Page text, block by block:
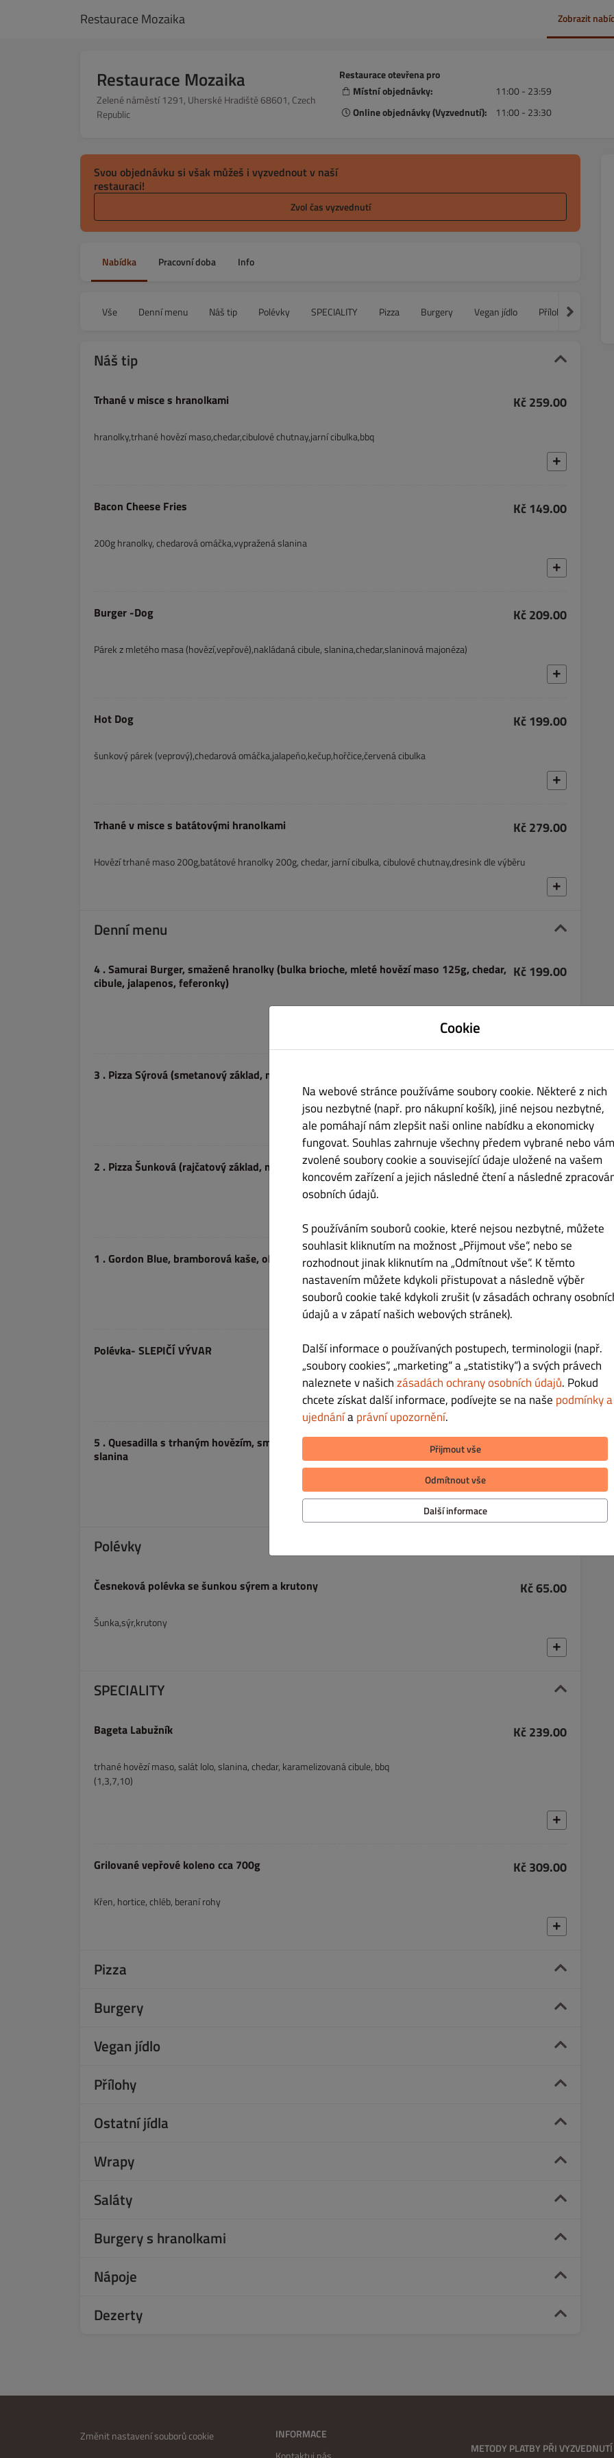
Restaurace Mozaika Zobrazit
Restaurace Mozaika
Zelené náměstí 1291, Uherské Hradiště 68601, Czech
Republic
Restaurace otevřena pro
Místní objednávky:
11:00 - 23:59
Online objednávky (Vyzvednutí):
11:00 - 23:30
Svou objednávku si však můžeš i vyzvednout v naší
restauraci!
Zvol čas vyzvednutí
Nabídka Pracovní doba Info
Vše Denní menu Náš tip Polévky SPECIALITY Pizza Burgery Vegan jídlo Přílohy
Náš tip
Trhané v misce s hranolkami Kč 259.00
hranolky,trhané hovězí maso,chedar,cibulové chutnay,jarní cibulka,bbq
Bacon Cheese Fries Kč 149.00
200g hranolky, chedarová omáčka,vypražená slanina
Burger -Dog Kč 209.00
Párek z mletého masa (hovězí,vepřové),nakládaná cibule, slanina,chedar,slaninová majonéza)
Hot Dog Kč 199.00
šunkový párek (veprový),chedarová omáčka,jalapeňo,kečup,hořčice,červená cibulka
Trhané v misce s batátovými hranolkami Kč 279.00
Hovězí trhané maso 200g,batátové hranolky 200g, chedar, jarní cibulka, cibulové chutnay,dresink dle výběru
Denní menu
4 . Samurai Burger, smažené hranolky (bulka brioche, mleté hovězí maso 125g, chedar,
cibule, jalapenos, feferonky)
Kč 199.00
3 . Pizza Sýrová (smetanový základ, mozzarella, niva, hermelín
2 . Pizza Šunková (rajčatový základ, mozzarella, šunka) Kč 155.00
1 . Gordon Blue, bramborová kaše, okurkový salát Kč 159.00
Polévka- SLEPIČÍ VÝVAR
5 . Quesadilla s trhaným hovězím, smažené hranolky (bbq, trhané hovězí, chedar,
slanina
Polévky
Česneková polévka se šunkou sýrem a krutony Kč 65.00
Šunka,sýr,krutony
SPECIALITY
Bageta Labužník Kč 239.00
trhané hovězí maso, salát lolo, slanina, chedar, karamelizovaná cibule, bbq
(1,3,7,10)
Grilované vepřové koleno cca 700g Kč 309.00
Křen, hortice, chléb, beraní rohy
Pizza
Burgery
Vegan jídlo
Přílohy
Ostatní jídla
Wrapy
Saláty
Burgery s hranolkami
Nápoje
Dezerty
Změnit nastavení souborů cookie
INFORMACE
METODY PLATBY PŘI VYZVEDNUTÍ
Cookie
Na webové stránce používáme soubory cookie. Některé z nich
jsou nezbytné (např. pro nákupní košík), jiné nejsou nezbytné,
ale pomáhají nám zlepšit naši online nabídku a ekonomicky
fungovat. Souhlas zahrnuje všechny předem vybrané nebo
zvolené soubory cookie a související údaje uložené na vašem
koncovém zařízení a jejich následné čtení a následné
osobních údajů.
S používáním souborů cookie, které nejsou nezbytné, můžete
souhlasit kliknutím na možnost „Přijmout vše“, nebo se
rozhodnout jinak kliknutím na „Odmítnout vše“. K těmto
nastavením můžete kdykoli přistupovat a následně výběr
souborů cookie také kdykoli zrušit (v zásadách ochrany
údajů a v zápatí našich webových stránek).
Další informace o používaných postupech, terminologii (např.
„soubory cookies“, „marketing“ a „statistiky“) a svých právech
naleznete v našichzásadách ochrany osobních údajů. Pokud
chcete získat další informace, podívejte se na naše podmínky a
ujednáníaprávní upozornění.
Přijmout vše
Odmítnout vše
Další informace